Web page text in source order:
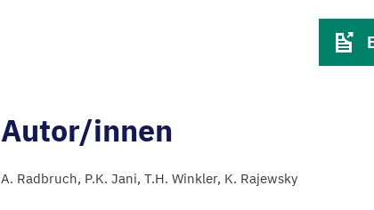
Autor/innen
A. Radbruch P.K. Jani T.H. Winkler K. Rajewsky